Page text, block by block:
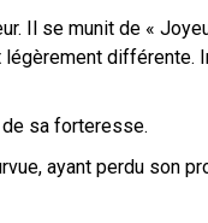
Il se munit de «
légèrement différente.
de sa forteresse.
ayant perdu son